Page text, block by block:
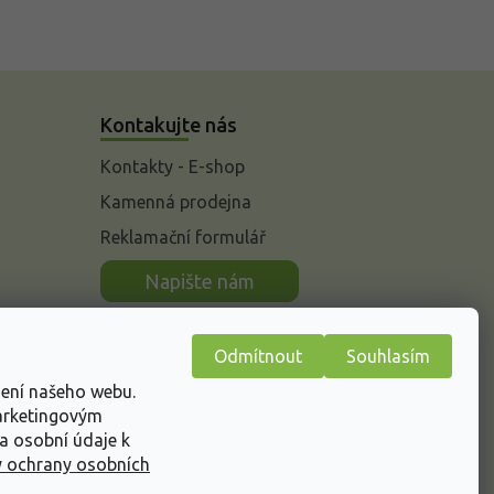
našeho webu.
osobní údaje k
ochrany osobních
Odmítnout Souhlasím
Kontakujte nás
Kontakty - E-shop
Kamenná prodejna
Reklamační formulář
Napište nám